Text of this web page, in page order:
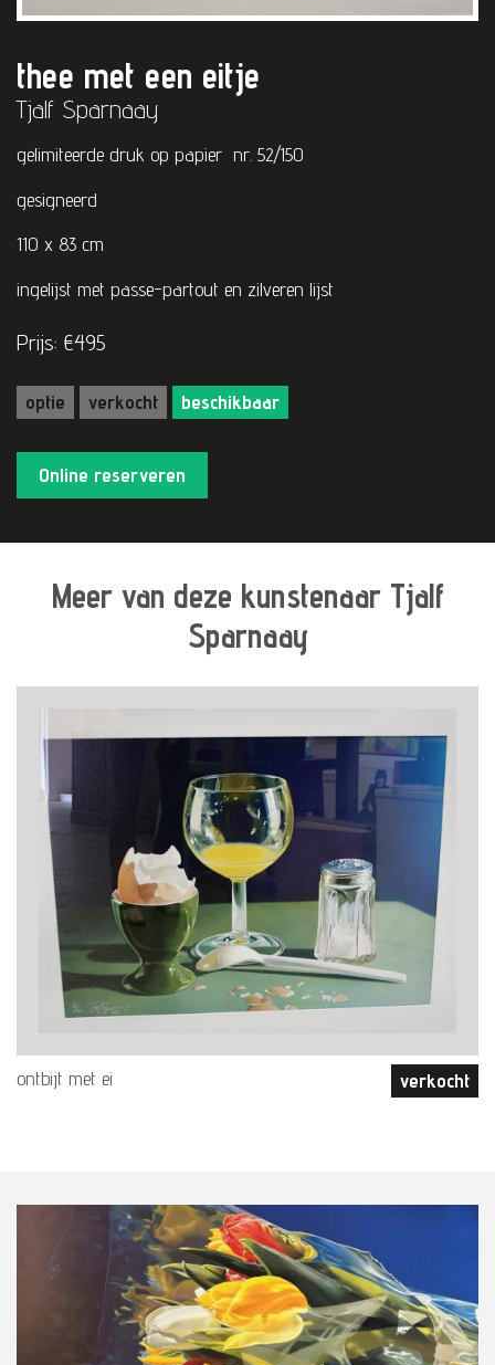
thee met een eitje
Tjalf Sparnaay
gelimiteerde druk op papier nr. 52/150
gesigneerd
110 x 83 cm
ingelijst met passe-partout en zilveren lijst
Prijs: €495
optie verkocht beschikbaar
Online reserveren
Meer van deze kunstenaar Tjalf
Sparnaay
ontbijt met ei verkocht